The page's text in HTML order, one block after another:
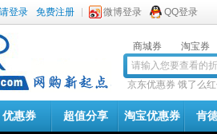
请登录 免费注册 微博登录 QQ登录
商城券 淘宝券
京东优惠券 饿了么
优惠券 超值分享 淘宝优惠券 肯